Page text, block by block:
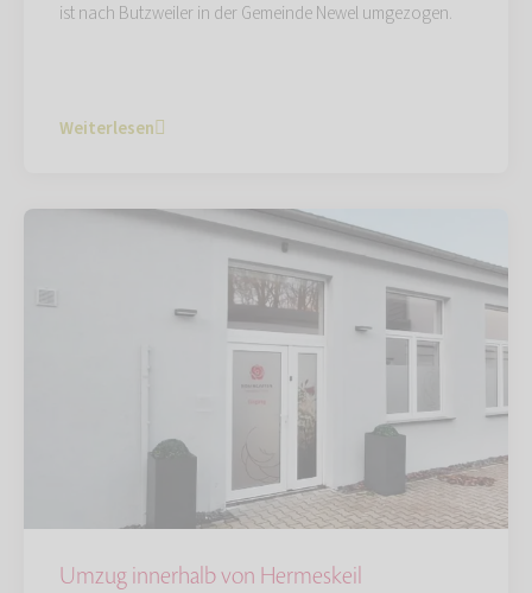
ist nach Butzweiler in der Gemeinde Newel umgezogen.
Weiterlesen
Umzug innerhalb von Hermeskeil